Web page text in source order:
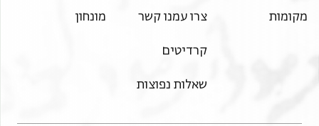
מקומות צרו עמנו קשר
קרדיטים
שאלות נפוצות
מונחון